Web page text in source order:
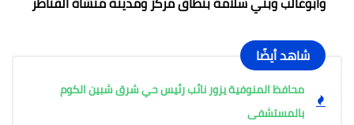
شاهد أيضًا
محافظ المنوفية يزور نائب رئيس حي شرق شبين الكوم
بالمستشفى